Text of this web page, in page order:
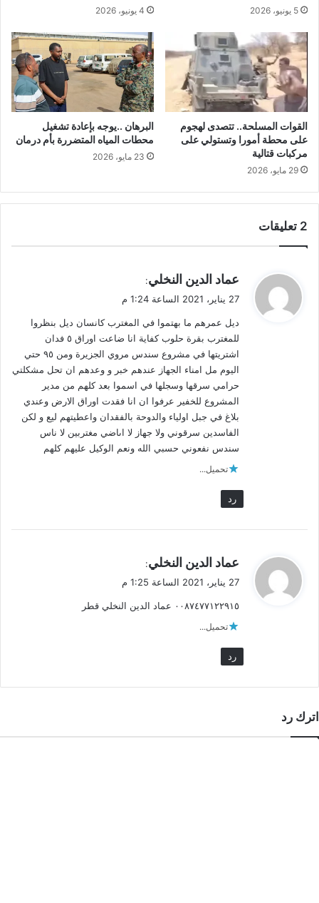
5 يونيو، 2026 4 يونيو، 2026
القوات المسلحة.. تتصدى لهجوم
على محطة أمورا وتستولي على
مركبات قتالية
29 مايو، 2026
البرهان ..يوجه بإعادة تشغيل
محطات المياه المتضررة بأم درمان
23 مايو، 2026
‫2 تعليقات
ي
ق
ل
عماد الدين النخلي:
27 يناير، 2021 الساعة 1:24 م
ديل عمرهم ما بهتموا في المغترب كانسان ديل بنظروا
للمغترب بقرة حلوب كفاية انا ضاعت اوراق ٥ فدان
اشتريتها في مشروع سندس مروي الجزيرة ومن ٩٥ حتي
اليوم مل امناء الجهاز عندهم خبر و وعدهم ان تحل مشكلتي
حرامي سرقها وسجلها في اسموا بعد كلهم من مدير
المشروع للخفير عرفوا ان انا فقدت اوراق الارض وعندي
بلاغ في جبل اولياء والدوحة بالفقدان واعطيتهم ليع و لكن
الفاسدين سرقوني ولا جهاز لا اىاضي مغتربين لا ناس
سندس نفعوني حسبي الله ونعم الوكيل عليهم كلهم
تحميل...
رد
ي
ق
ل
عماد الدين النخلي:
27 يناير، 2021 الساعة 1:25 م
٠٠٨٧٤٧٧١٢٢٩١٥ عماد الدين النخلي قطر
تحميل...
رد
اترك رد